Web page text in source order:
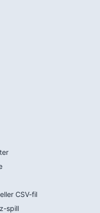
CSV-fil
spill